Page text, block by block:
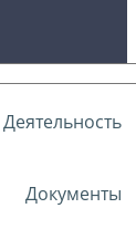
Деятельность
Документы